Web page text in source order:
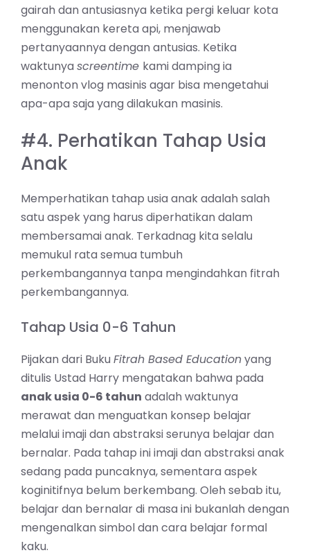
gairah dan antusiasnya ketika pergi keluar kota
menggunakan kereta api, menjawab
pertanyaannya dengan antusias. Ketika
waktunya screentime kami damping ia
menonton vlog masinis agar bisa mengetahui
apa-apa saja yang dilakukan masinis.
#4. Perhatikan Tahap Usia
Anak
Memperhatikan tahap usia anak adalah salah
satu aspek yang harus diperhatikan dalam
membersamai anak. Terkadnag kita selalu
memukul rata semua tumbuh
perkembangannya tanpa mengindahkan fitrah
perkembangannya.
Tahap Usia 0-6 Tahun
Pijakan dari Buku Fitrah Based Educationyang
ditulis Ustad Harry mengatakan bahwa pada
anak usia 0-6 tahun adalah waktunya
merawat dan menguatkan konsep belajar
melalui imaji dan abstraksi serunya belajar dan
bernalar. Pada tahap ini imaji dan abstraksi anak
sedang pada puncaknya, sementara aspek
koginitifnya belum berkembang. Oleh sebab itu,
belajar dan bernalar di masa ini bukanlah dengan
mengenalkan simbol dan cara belajar formal
kaku.